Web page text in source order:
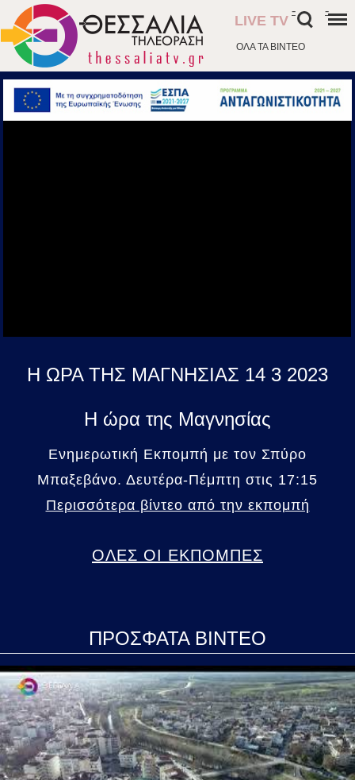
ΟΛΑ ΤΑ ΒΙΝΤΕΟ
LIVE TV
- -
Η ΩΡΑ ΤΗΣ ΜΑΓΝΗΣΙΑΣ 14 3 2023
Η ώρα της Μαγνησίας
Ενημερωτική Εκπομπή με τον Σπύρο
Μπαξεβάνο. Δευτέρα-Πέμπτη στις 17:15
Περισσότερα βίντεο από την εκπομπή
ΟΛΕΣ ΟΙ ΕΚΠΟΜΠΕΣ
ΠΡΟΣΦΑΤΑ ΒΙΝΤΕΟ